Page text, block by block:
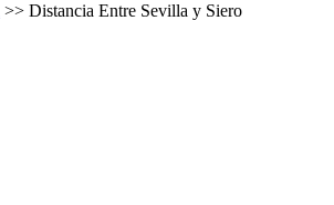
>> Distancia Entre Sevilla y Siero